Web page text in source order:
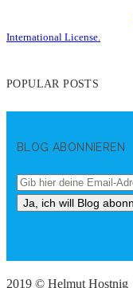
International License.
POPULAR POSTS
BLOG ABONNIEREN
2019 © Helmut Hostnig